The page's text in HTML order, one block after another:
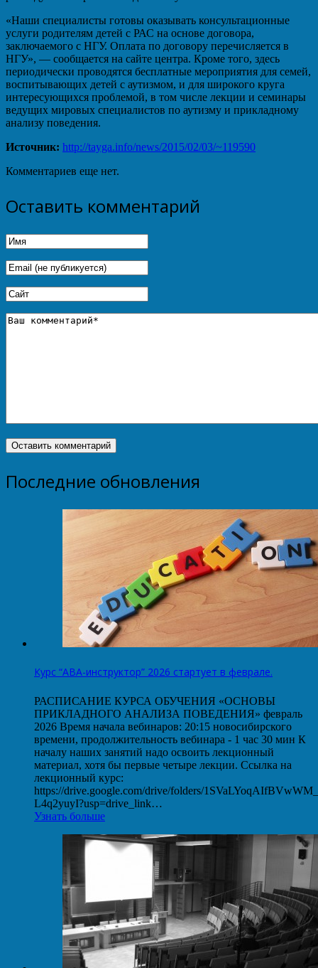
«Наши специалисты готовы оказывать консультационные
услуги родителям детей с РАС на основе договора,
заключаемого с НГУ. Оплата по договору перечисляется в
НГУ», — сообщается на сайте центра. Кроме того, здесь
периодически проводятся бесплатные мероприятия для семей,
воспитывающих детей с аутизмом, и для широкого круга
интересующихся проблемой, в том числе лекции и семинары
ведущих мировых специалистов по аутизму и прикладному
анализу поведения.
Источник: http://tayga.info/news/2015/02/03/~119590
Комментариев еще нет.
Оставить комментарий
Последние обновления
Курс “АВА-инструктор” 2026 стартует в феврале.
РАСПИСАНИЕ КУРСА ОБУЧЕНИЯ «ОСНОВЫ
ПРИКЛАДНОГО АНАЛИЗА ПОВЕДЕНИЯ» февраль
2026 Время начала вебинаров: 20:15 новосибирского
времени, продолжительность вебинара - 1 час 30 мин К
началу наших занятий надо освоить лекционный
материал, хотя бы первые четыре лекции. Ссылка на
лекционный курс:
https://drive.google.com/drive/folders/
L4q2yuyI?usp=drive_link…
Узнать больше